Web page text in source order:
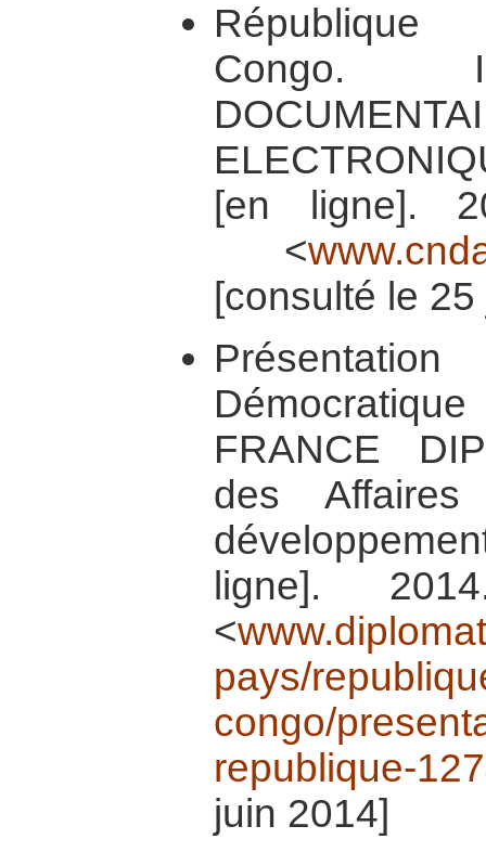
Congo.
[en ligne].
<
[consulté le
FRANCE
des
ligne].
<
pays/
congo/
republique-
juin 2014]